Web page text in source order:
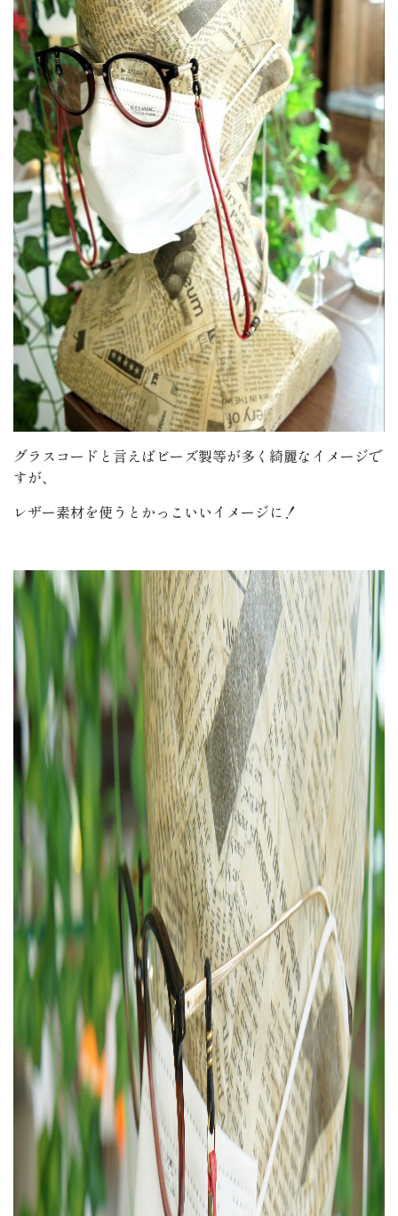
グラスコードと言えばビーズ製等が多く綺麗なイメージで
すが、
レザー素材を使うとかっこいいイメージに！